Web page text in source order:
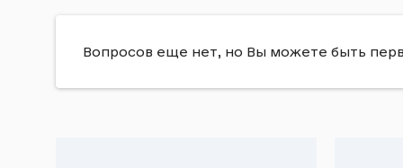
Вопросов еще нет, но Вы можете быть